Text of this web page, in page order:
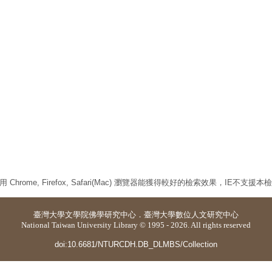
Chrome, Firefox, Safari(Mac) 瀏覽器能獲得較好的檢索效果，IE不支援本檢
臺灣大學文學院佛學研究中心 ． 臺灣大學數位人文研究中心
National Taiwan University Library © 1995 - 2026. All rights reserved
doi:10.6681/NTURCDH.DB_DLMBS/Collection